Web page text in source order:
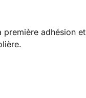
première adhésion et